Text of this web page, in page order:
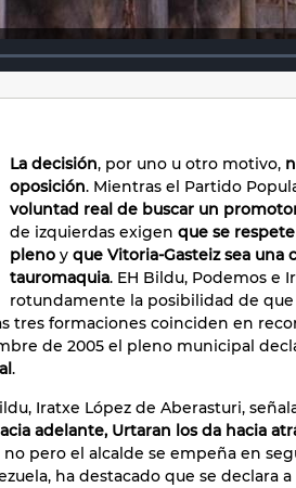
La decisión, por uno u otro motivo,
oposición. Mientras el Partido
voluntad real de buscar un
de izquierdas exigen que se
pleno y que Vitoria-Gasteiz sea una
tauromaquia. EH Bildu, Podemos e
rotundamente la posibilidad de
tres formaciones coinciden en
de 2005 el pleno municipal
.
Iratxe López de Aberasturi,
adelante, Urtaran los da hacia
pero el alcalde se empeña en
ha destacado que se declara